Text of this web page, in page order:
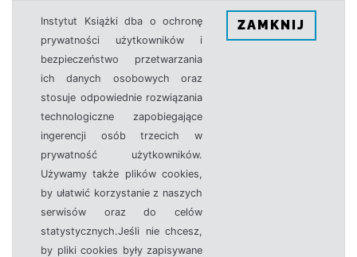
Instytut Książki dba o ochronę
prywatności użytkowników i
bezpieczeństwo przetwarzania
ich danych osobowych oraz
stosuje odpowiednie rozwiązania
technologiczne zapobiegające
ingerencji osób trzecich w
prywatność użytkowników.
Używamy także plików cookies,
by ułatwić korzystanie z naszych
serwisów oraz do celów
statystycznych.Jeśli nie chcesz,
by pliki cookies były zapisywane
ZAMKNIJ